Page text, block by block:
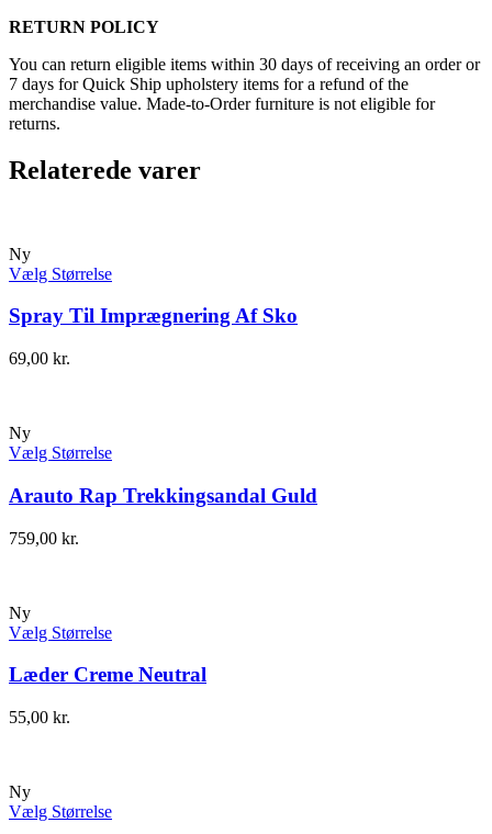
RETURN POLICY
You can return eligible items within 30 days of receiving an order or
7 days for Quick Ship upholstery items for a refund of the
merchandise value. Made-to-Order furniture is not eligible for
returns.
Relaterede varer
Ny
Vælg Størrelse
Spray Til Imprægnering Af Sko
69,00 kr.
Ny
Vælg Størrelse
Arauto Rap Trekkingsandal Guld
759,00 kr.
Ny
Vælg Størrelse
Læder Creme Neutral
55,00 kr.
Ny
Vælg Størrelse